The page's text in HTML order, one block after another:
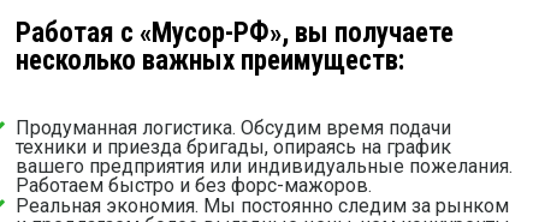
Работая с «Мусор-РФ», вы получаете
несколько важных преимуществ:
Продуманная логистика. Обсудим время подачи
техники и приезда бригады, опираясь на график
вашего предприятия или индивидуальные пожелания.
Работаем быстро и без форс-мажоров.
Реальная экономия. Мы постоянно следим за рынком